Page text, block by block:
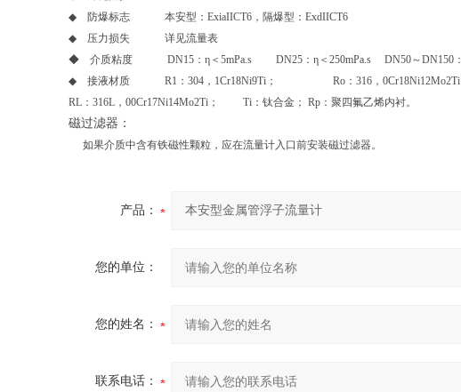
◆ 防爆标志 本安型：ExiaIICT6，隔爆型：ExdIICT6
◆ 压力损失 详见流量表
◆ 介质粘度 DN15：η＜5mPa.s DN25：η＜250mPa.s DN50～DN150：η
◆ 接液材质 R1：304，1Cr18Ni9Ti； Ro：316，0Cr18Ni12Mo2Ti
RL：316L，00Cr17Ni14Mo2Ti； Ti：钛合金； Rp：聚四氟乙烯内衬。
磁过滤器：
如果介质中含有铁磁性颗粒，应在流量计入口前安装磁过滤器。
产品：
您的单位：
您的姓名：
联系电话：